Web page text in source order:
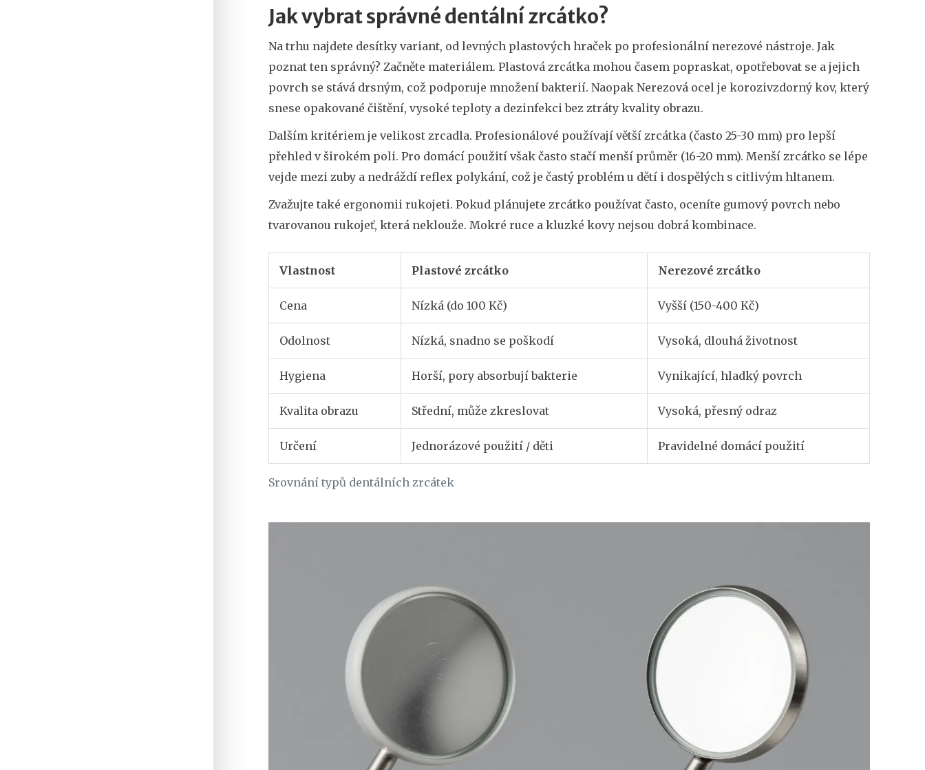
Jak vybrat správné dentální zrcátko?
Na trhu najdete desítky variant, od levných plastových hraček po profesionální nerezové nástroje. Jak
poznat ten správný? Začněte materiálem. Plastová zrcátka mohou časem popraskat, opotřebovat se a jejich
povrch se stává drsným, což podporuje množení bakterií. Naopak Nerezová ocel je korozivzdorný kov, který
snese opakované čištění, vysoké teploty a dezinfekci bez ztráty kvality obrazu.
Dalším kritériem je velikost zrcadla. Profesionálové používají větší zrcátka (často 25-30 mm) pro lepší
přehled v širokém poli. Pro domácí použití však často stačí menší průměr (16-20 mm). Menší zrcátko se lépe
vejde mezi zuby a nedráždí reflex polykání, což je častý problém u dětí i dospělých s citlivým hltanem.
Zvažujte také ergonomii rukojeti. Pokud plánujete zrcátko používat často, oceníte gumový povrch nebo
tvarovanou rukojeť, která neklouže. Mokré ruce a kluzké kovy nejsou dobrá kombinace.
Srovnání typů dentálních zrcátek
Vlastnost Plastové zrcátko Nerezové zrcátko
Cena Nízká (do 100 Kč) Vyšší (150-400 Kč)
Odolnost Nízká, snadno se poškodí Vysoká, dlouhá životnost
Hygiena Horší, pory absorbují bakterie Vynikající, hladký povrch
Kvalita obrazu Střední, může zkreslovat Vysoká, přesný odraz
Určení Jednorázové použití / děti Pravidelné domácí použití